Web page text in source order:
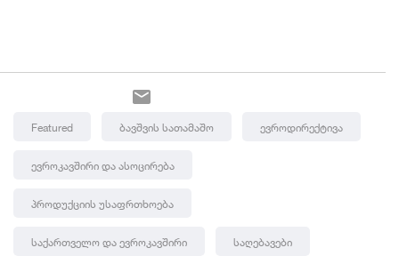
Featured Ბავშვის Სათამაშო Ევროდირექტივა
Ევროკავშირი Და Ასოცირება
Პროდუქციის Უსაფრთხოება
Საქართველო Და Ევროკავშირი Საღებავები